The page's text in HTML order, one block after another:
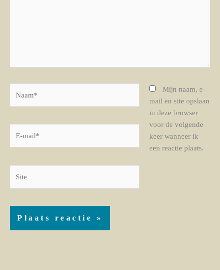
Mijn naam, e-
mail en site opslaan
in deze browser
voor de volgende
keer wanneer ik
een reactie plaats.